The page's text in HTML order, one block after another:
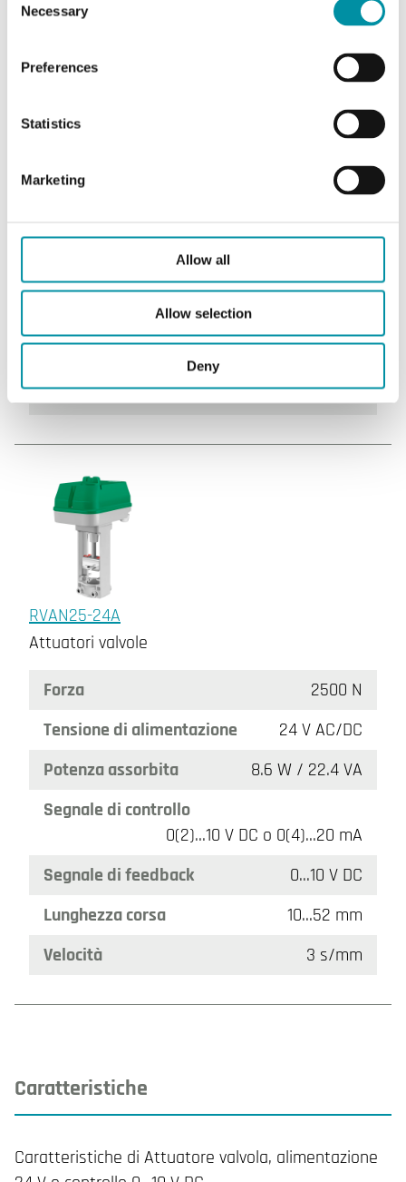
Selection
Necessary
Preferences
Statistics
Marketing
Allow all
Allow selection
Deny
Forza
1800 N
Tensione di alimentazione
24 V AC/DC
Segnale di controllo
0(2)…10 V DC o 0(4)…20 mA
Segnale di feedback
Velocità
3 s/mm
RVAN25-24A
Attuatori valvole
Forza
2500 N
Tensione di alimentazione
24 V AC/DC
Potenza assorbita
8.6 W / 22.4 VA
Segnale di controllo
0(2)…10 V DC o 0(4)…20 mA
Segnale di feedback
0...10 V DC
Lunghezza corsa
10…52 mm
Velocità
3 s/mm
Caratteristiche
Caratteristiche di Attuatore valvola, alimentazione